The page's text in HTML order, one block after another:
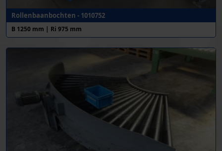
Rollenbaanbochten - 1010752
B 1250 mm | Ri 975 mm